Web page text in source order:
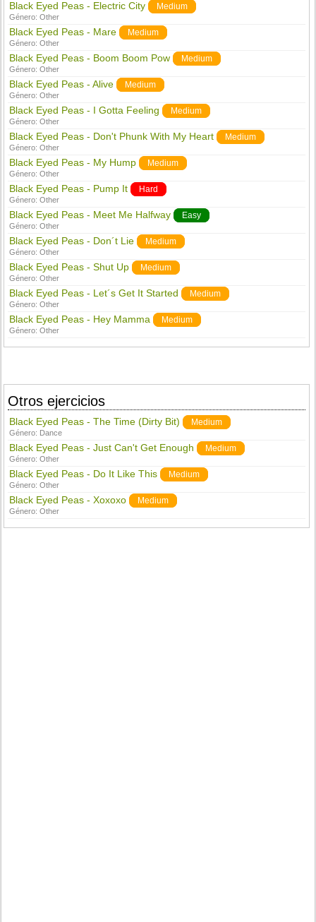
Black Eyed Peas - Electric City Medium
Género:Other
Black Eyed Peas - Mare Medium
Género:Other
Black Eyed Peas - Boom Boom Pow Medium
Género:Other
Black Eyed Peas - Alive Medium
Género:Other
Black Eyed Peas - I Gotta Feeling Medium
Género:Other
Black Eyed Peas - Don't Phunk With My Heart Medium
Género:Other
Black Eyed Peas - My Hump Medium
Género:Other
Black Eyed Peas - Pump It Hard
Género:Other
Black Eyed Peas - Meet Me Halfway Easy
Género:Other
Black Eyed Peas - Don´t Lie Medium
Género:Other
Black Eyed Peas - Shut Up Medium
Género:Other
Black Eyed Peas - Let´s Get It Started Medium
Género:Other
Black Eyed Peas - Hey Mamma Medium
Género:Other
Otros ejercicios
Black Eyed Peas - The Time (Dirty Bit) Medium
Género: Dance
Black Eyed Peas - Just Can't Get Enough Medium
Género:Other
Black Eyed Peas - Do It Like This Medium
Género:Other
Black Eyed Peas - Xoxoxo Medium
Género:Other